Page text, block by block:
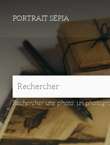
PORTRAIT SÉPIA
Rechercher une photo, un